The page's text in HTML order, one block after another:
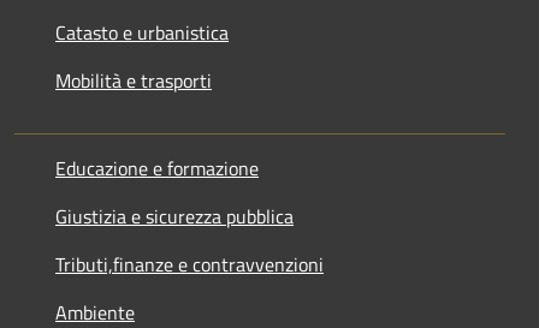
Catasto e urbanistica
Mobilità e trasporti
Educazione e formazione
Giustizia e sicurezza pubblica
Tributi,finanze e contravvenzioni
Ambiente